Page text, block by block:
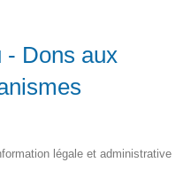
- Dons aux
légale et administrative